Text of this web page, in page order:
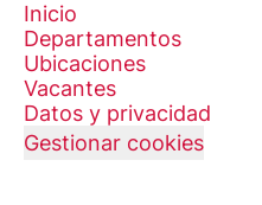
Inicio
Departamentos
Ubicaciones
Vacantes
Datos y privacidad
Gestionar cookies